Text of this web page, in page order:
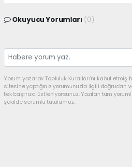
Okuyucu Yorumları (0)
Yorum yazarak Topluluk Kuralları’nı kabul
sitesine yaptığınız yorumunuzla ilgili doğrudan
tek başınıza üstleniyorsunuz. Yazılan tüm
şekilde sorumlu tutulamaz.